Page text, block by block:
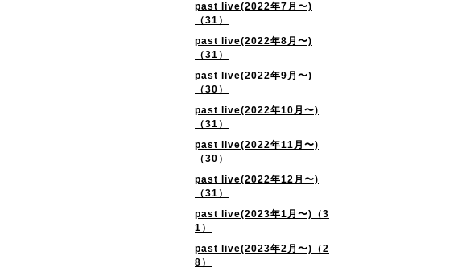
past live(2022年7月〜)
（31）
past live(2022年8月〜)
（31）
past live(2022年9月〜)
（30）
past live(2022年10月〜)
（31）
past live(2022年11月〜)
（30）
past live(2022年12月〜)
（31）
past live(2023年1月〜)（3
1）
past live(2023年2月〜)（2
8）